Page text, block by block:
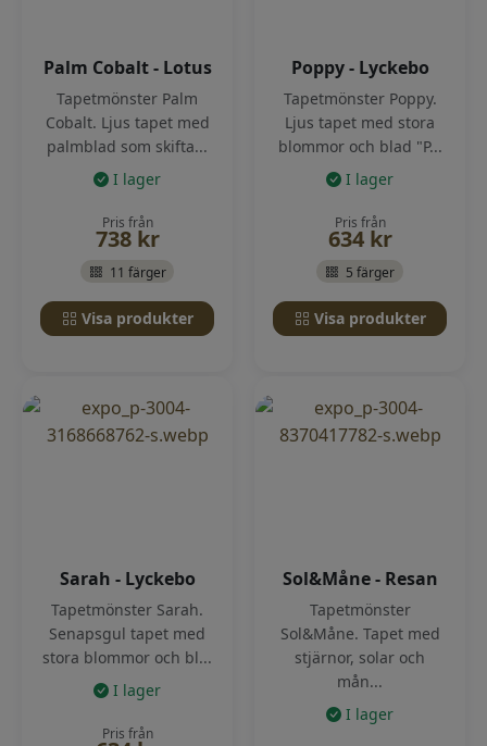
Palm Cobalt - Lotus
Tapetmönster Palm
Cobalt. Ljus tapet med
palmblad som skifta...
I lager
Pris från
738 kr
11 färger
Visa produkter
Poppy - Lyckebo
Tapetmönster Poppy.
Ljus tapet med stora
blommor och blad "P...
I lager
Pris från
634 kr
5 färger
Visa produkter
Sarah - Lyckebo
Tapetmönster Sarah.
Senapsgul tapet med
stora blommor och bl...
I lager
Pris från
Sol&Måne - Resan
Tapetmönster
Sol&Måne. Tapet med
stjärnor, solar och
mån...
I lager